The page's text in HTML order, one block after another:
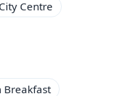
Centre
Breakfast